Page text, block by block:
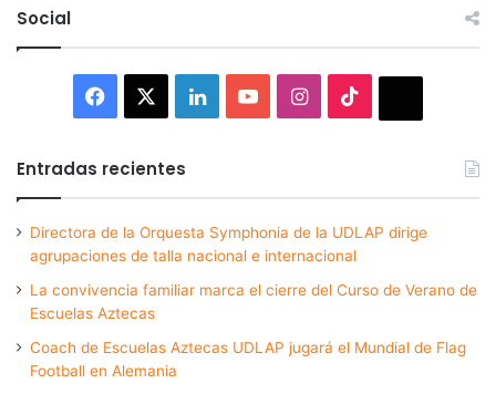
Social
Facebook LinkedInYouTubeInstagram
Entradas recientes
Directora de la Orquesta Symphonia de la UDLAP dirige
agrupaciones de talla nacional e internacional
La convivencia familiar marca el cierre del Curso de Verano de
Escuelas Aztecas
Coach de Escuelas Aztecas UDLAP jugará el Mundial de Flag
Football en Alemania